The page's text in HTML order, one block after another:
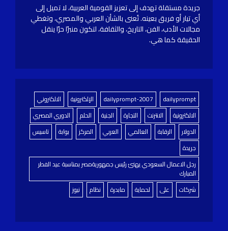
جريدة مستقلة تهدف إلى تعزيز القومية العربية، لا تميل إلى
أي تيار أو فريق بعينه. تُعنى بالشأن العربي والمصري، وتغطي
مجالات الأدب، الفن، التاريخ، والثقافة، لتكون منبرًا حرًا ينقل
الحقيقة كما هي.
dailyprompt
dailyprompt-2007 الإلكترونية
الالكتروني
الالكترونية
الانترنت التجارة الجنية الحلم
الدوري المصري
الدولار
الرقابة العالمي العربي المركز بوابة
تاسيس
جريدة
رجل الاعمال السعودي يهنئ رئيس جمهوريةمصر بمناسبة عيد الفطر
المبارك
شركات
على لحماية مابدرة نظام نيوز